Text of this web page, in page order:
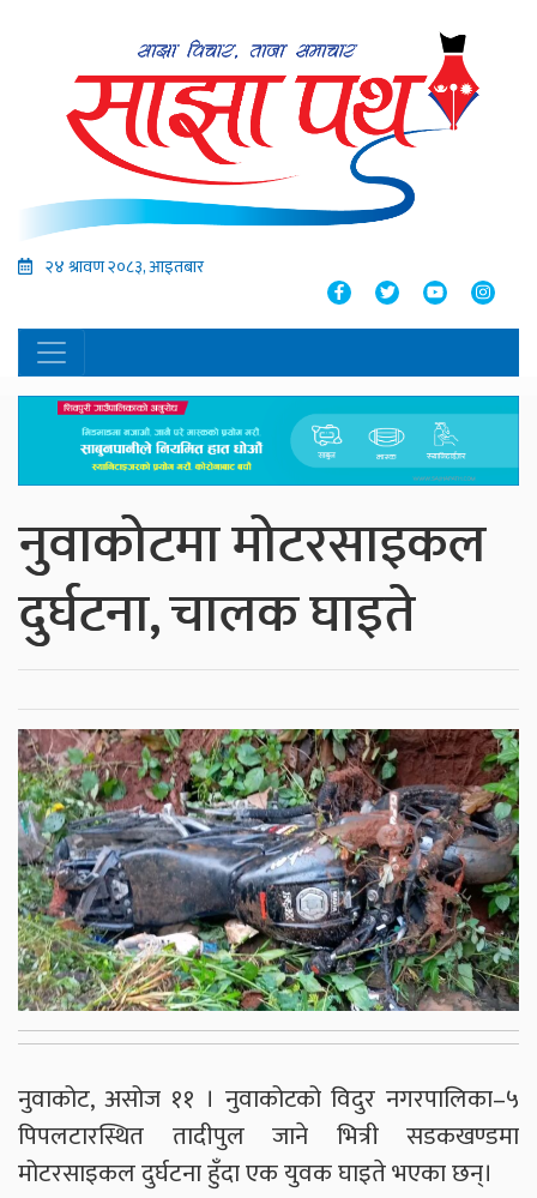
२४ श्रावण २०८३, आइतबार
नुवाकोटमा मोटरसाइकल
दुर्घटना, चालक घाइते
नुवाकोट, असोज ११ । नुवाकोटको विदुर नगरपालिका–५
पिपलटारस्थित तादीपुल जाने भित्री सडकखण्डमा
मोटरसाइकल दुर्घटना हुँदा एक युवक घाइते भएका छन्।